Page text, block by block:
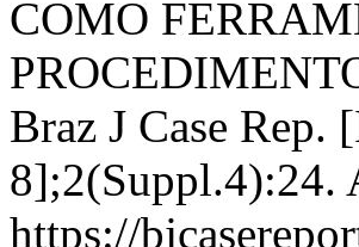
COMO
Braz J Case
8];2(Suppl.4):24.
https://